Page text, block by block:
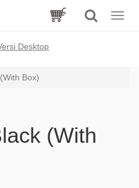
Toggle
Desktop
Box)
(With